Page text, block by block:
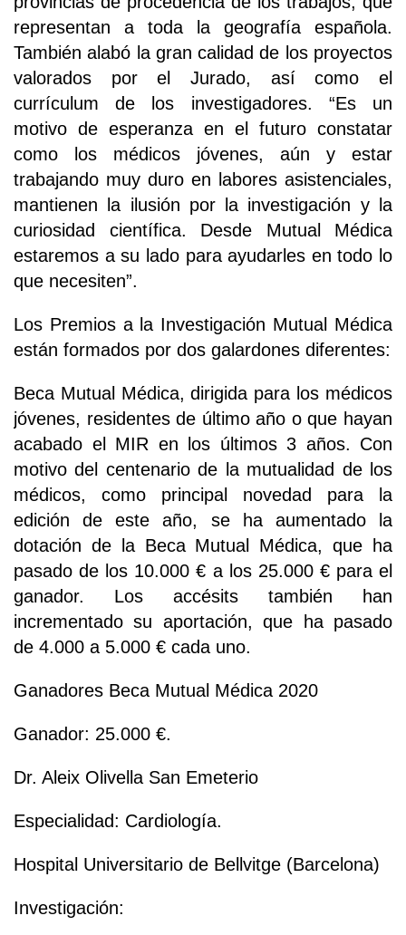
representan a toda la geografía española.
También alabó la gran calidad de los proyectos
valorados por el Jurado, así como el
currículum de los investigadores. “Es un
motivo de esperanza en el futuro constatar
como los médicos jóvenes, aún y estar
trabajando muy duro en labores asistenciales,
mantienen la ilusión por la investigación y la
curiosidad científica. Desde Mutual Médica
estaremos a su lado para ayudarles en todo lo
que necesiten”.
Los Premios a la Investigación Mutual Médica
están formados por dos galardones diferentes:
Beca Mutual Médica, dirigida para los médicos
jóvenes, residentes de último año o que hayan
acabado el MIR en los últimos 3 años. Con
motivo del centenario de la mutualidad de los
médicos, como principal novedad para la
edición de este año, se ha aumentado la
dotación de la Beca Mutual Médica, que ha
pasado de los 10.000 € a los 25.000 € para el
ganador. Los accésits también han
incrementado su aportación, que ha pasado
de 4.000 a 5.000 € cada uno.
Ganadores Beca Mutual Médica 2020
Ganador: 25.000 €.
Dr. Aleix Olivella San Emeterio
Especialidad: Cardiología.
Hospital Universitario de Bellvitge (Barcelona)
Investigación: